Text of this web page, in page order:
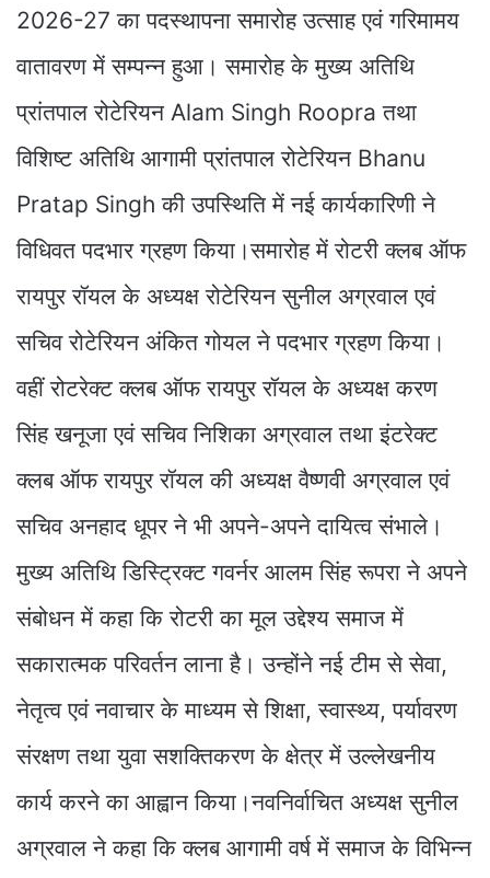
2026-27 का पदस्थापना समारोह उत्साह एवं गरिमामय
वातावरण में सम्पन्न हुआ। समारोह के मुख्य अतिथि
प्रांतपाल रोटेरियन Alam Singh Roopra तथा
विशिष्ट अतिथि आगामी प्रांतपाल रोटेरियन Bhanu
Pratap Singh की उपस्थिति में नई कार्यकारिणी ने
विधिवत पदभार ग्रहण किया।समारोह में रोटरी क्लब ऑफ
रायपुर रॉयल के अध्यक्ष रोटेरियन सुनील अग्रवाल एवं
सचिव रोटेरियन अंकित गोयल ने पदभार ग्रहण किया।
वहीं रोटरेक्ट क्लब ऑफ रायपुर रॉयल के अध्यक्ष करण
सिंह खनूजा एवं सचिव निशिका अग्रवाल तथा इंटरेक्ट
क्लब ऑफ रायपुर रॉयल की अध्यक्ष वैष्णवी अग्रवाल एवं
सचिव अनहाद धूपर ने भी अपने-अपने दायित्व संभाले।
मुख्य अतिथि डिस्ट्रिक्ट गवर्नर आलम सिंह रूपरा ने अपने
संबोधन में कहा कि रोटरी का मूल उद्देश्य समाज में
सकारात्मक परिवर्तन लाना है। उन्होंने नई टीम से सेवा,
नेतृत्व एवं नवाचार के माध्यम से शिक्षा, स्वास्थ्य, पर्यावरण
संरक्षण तथा युवा सशक्तिकरण के क्षेत्र में उल्लेखनीय
कार्य करने का आह्वान किया।नवनिर्वाचित अध्यक्ष सुनील
अग्रवाल ने कहा कि क्लब आगामी वर्ष में समाज के विभिन्न